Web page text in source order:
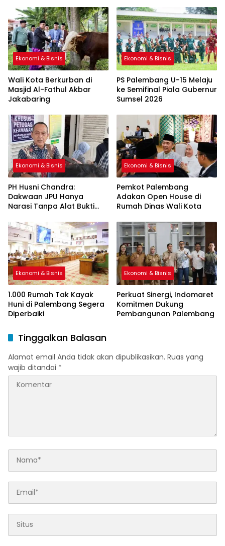
Ekonomi & Bisnis
Wali Kota Berkurban di
Masjid Al-Fathul Akbar
Jakabaring
Ekonomi & Bisnis
PS Palembang U-15 Melaju
ke Semifinal Piala Gubernur
Sumsel 2026
Ekonomi & Bisnis
PH Husni Chandra:
Dakwaan JPU Hanya
Narasi Tanpa Alat Bukti
Ekonomi & Bisnis
Pemkot Palembang
Adakan Open House di
Rumah Dinas Wali Kota
Ekonomi & Bisnis
1.000 Rumah Tak Kayak
Huni di Palembang Segera
Diperbaiki
Ekonomi & Bisnis
Perkuat Sinergi, Indomaret
Komitmen Dukung
Pembangunan Palembang
Tinggalkan Balasan
Alamat email Anda tidak akan dipublikasikan. Ruas yang
wajib ditandai *